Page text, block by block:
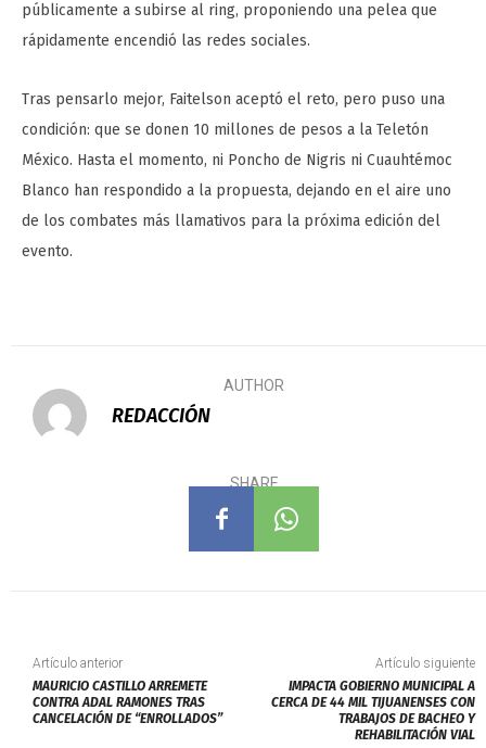
públicamente a subirse al ring, proponiendo una pelea que
rápidamente encendió las redes sociales.
Tras pensarlo mejor, Faitelson aceptó el reto, pero puso una
condición: que se donen 10 millones de pesos a la Teletón
México. Hasta el momento, ni Poncho de Nigris ni Cuauhtémoc
Blanco han respondido a la propuesta, dejando en el aire uno
de los combates más llamativos para la próxima edición del
evento.
AUTHOR
REDACCIÓN
SHARE
Artículo anterior
MAURICIO CASTILLO ARREMETE
CONTRA ADAL RAMONES TRAS
CANCELACIÓN DE “ENROLLADOS”
Artículo siguiente
IMPACTA GOBIERNO MUNICIPAL A
CERCA DE 44 MIL TIJUANENSES CON
TRABAJOS DE BACHEO Y
REHABILITACIÓN VIAL